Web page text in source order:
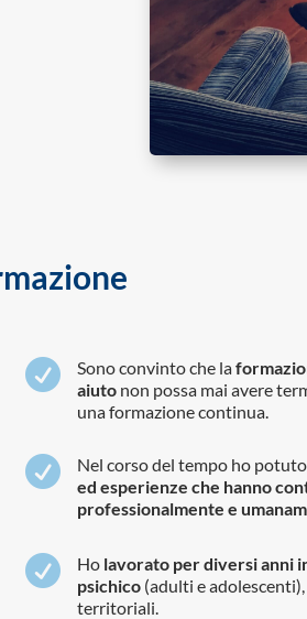
 Sono convinto che la
aiutonon possa mai avere
una formazione continua.
 Nel corso del tempo ho
ed esperienze che hanno
professionalmente e
 Ho lavorato per diversi anni
psichico(adulti e
territoriali.